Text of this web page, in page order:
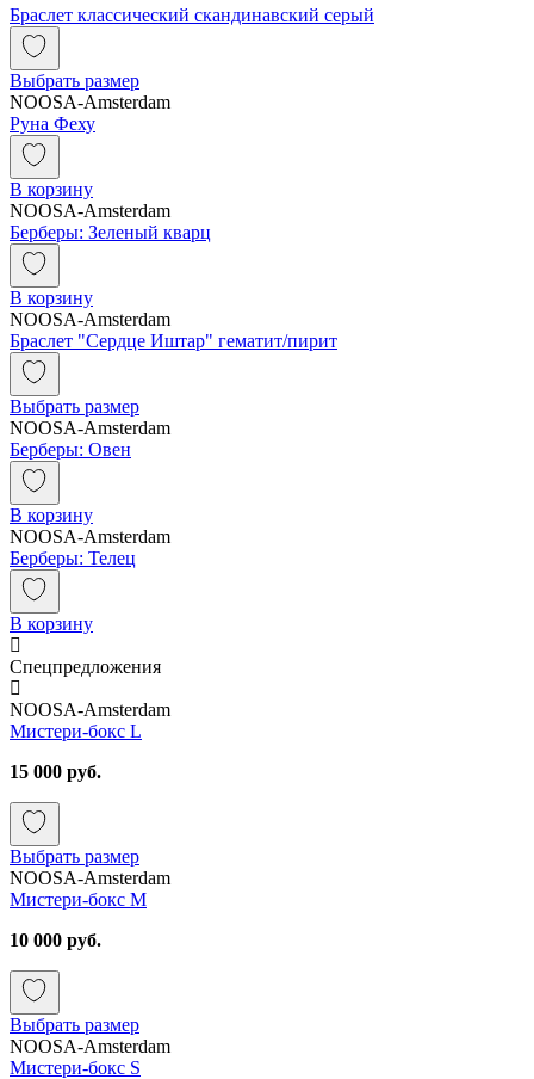
Браслет классический скандинавский серый
Выбрать размер
NOOSA-Amsterdam
Руна Феху
В корзину
NOOSA-Amsterdam
Берберы: Зеленый кварц
В корзину
NOOSA-Amsterdam
Браслет "Сердце Иштар" гематит/пирит
Выбрать размер
NOOSA-Amsterdam
Берберы: Овен
В корзину
NOOSA-Amsterdam
Берберы: Телец
В корзину
Спецпредложения
NOOSA-Amsterdam
Мистери-бокс L
15 000 руб.
Выбрать размер
NOOSA-Amsterdam
Мистери-бокс M
10 000 руб.
Выбрать размер
NOOSA-Amsterdam
Мистери-бокс S